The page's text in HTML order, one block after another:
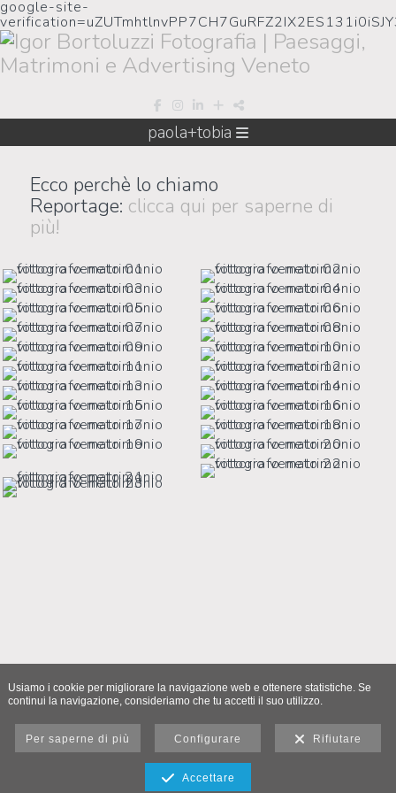
google-site-
paola+tobia
Ecco perchè lo chiamo
Reportage: clicca qui per saperne di
più!
Usiamo i cookie per migliorare la navigazione web e ottenere statistiche. Se
continui la navigazione, consideriamo che tu accetti il suo utilizzo.
Per saperne di più Configurare Rifiutare
Accettare